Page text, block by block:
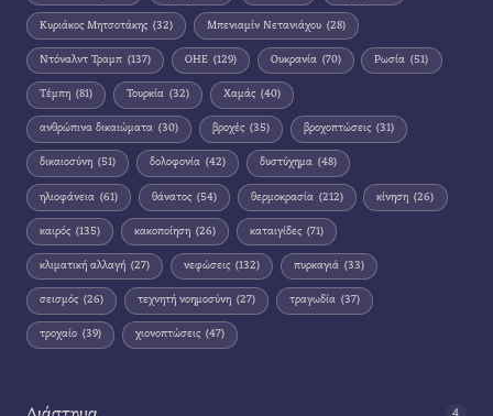
Κυριάκος Μητσοτάκης (32) Μπενιαμίν Νετανιάχου (28)
Ντόναλντ Τραμπ (137) ΟΗΕ (129) Ουκρανία (70) Ρωσία (51)
Τέμπη (81) Τουρκία (32) Χαμάς (40)
ανθρώπινα δικαιώματα (30) βροχές (35) βροχοπτώσεις (31)
δικαιοσύνη (51) δολοφονία (42) δυστύχημα (48)
ηλιοφάνεια (61) θάνατος (54) θερμοκρασία (212) κίνηση (26)
καιρός (135) κακοποίηση (26) καταιγίδες (71)
κλιματική αλλαγή (27) νεφώσεις (132) πυρκαγιά (33)
σεισμός (26) τεχνητή νοημοσύνη (27) τραγωδία (37)
τροχαίο (39) χιονοπτώσεις (47)